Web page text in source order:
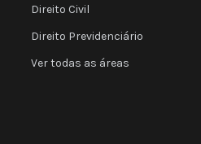
Direito Civil
Direito Previdenciário
Ver todas as áreas